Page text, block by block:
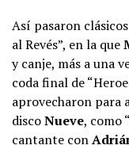
Así pasaron
al Revés”, en la que
y canje, más a una
coda final de
aprovecharon para
discoNueve, como
cantante con